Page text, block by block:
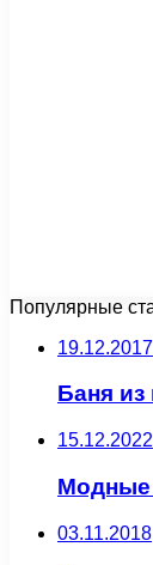
Популярные
19.12.2017
Баня
15.12.2022
Модные
03.11.2018